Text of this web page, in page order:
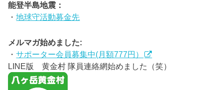
能登半島地震：
・地球守活動募金先
メルマガ始めました:
・サポーター会員募集中(月額777円）
LINE版 黄金村 隊員連絡網始めました（笑）